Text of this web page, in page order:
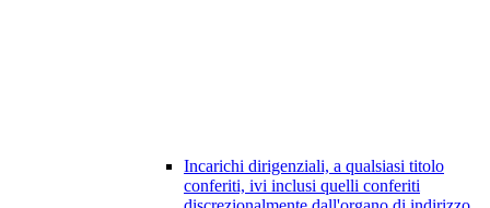
Incarichi dirigenziali, a qualsiasi titolo
conferiti, ivi inclusi quelli conferiti